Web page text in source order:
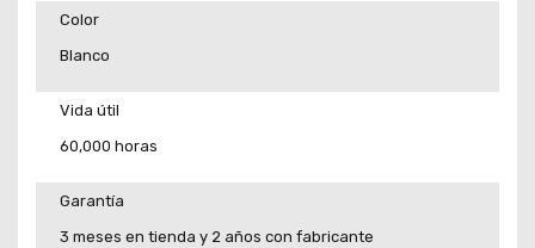
Color
Blanco
Vida útil
60,000 horas
Garantía
3 meses en tienda y 2 años con fabricante